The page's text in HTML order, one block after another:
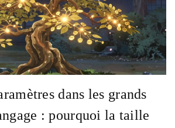
dans les grands
: pourquoi la taille